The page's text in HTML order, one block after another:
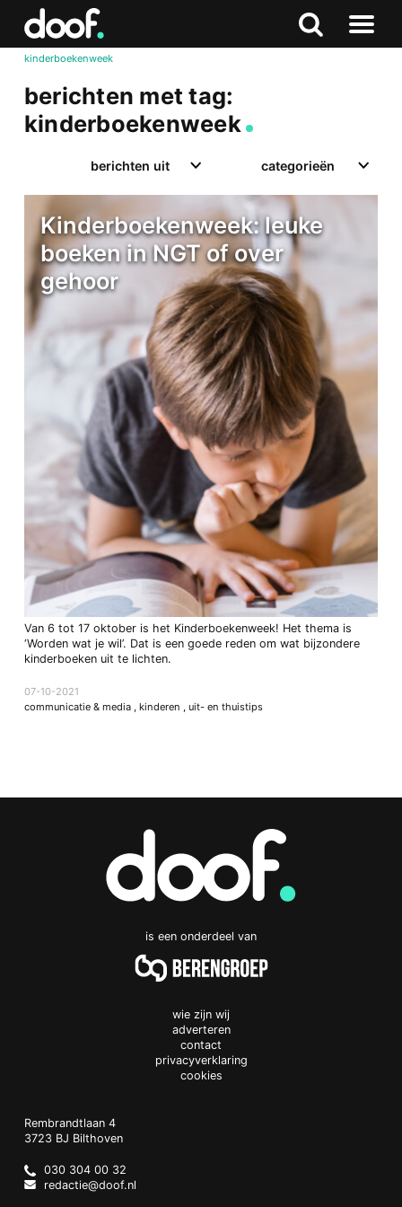
Zoeken
Naar
kinderboekenweek
berichten met tag:
kinderboekenweek
berichten uit categorieën
Kinderboekenweek: leuke
boeken in NGT of over
gehoor
Van 6 tot 17 oktober is het Kinderboekenweek! Het thema is
‘Worden wat je wil’. Dat is een goede reden om wat bijzondere
kinderboeken uit te lichten.
07-10-2021
communicatie & media , kinderen , uit- en thuistips
Doof.nl
Zoeken
is een onderdeel van
wie zijn wij
adverteren
contact
privacyverklaring
cookies
Doof.nl
work
Rembrandtlaan 4
3723 BJ Bilthoven
Netherlands
030 304 00 32
redactie@doof.nl